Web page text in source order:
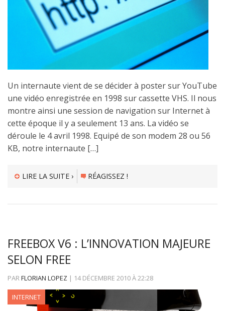
Un internaute vient de se décider à poster sur YouTube
une vidéo enregistrée en 1998 sur cassette VHS. Il nous
montre ainsi une session de navigation sur Internet à
cette époque il y a seulement 13 ans. La vidéo se
déroule le 4 avril 1998. Equipé de son modem 28 ou 56
KB, notre internaute […]
LIRE LA SUITE › RÉAGISSEZ !
FREEBOX V6 : L’INNOVATION MAJEURE
SELON FREE
PARFLORIAN LOPEZ | 14 DÉCEMBRE 2010À22:28
INTERNET